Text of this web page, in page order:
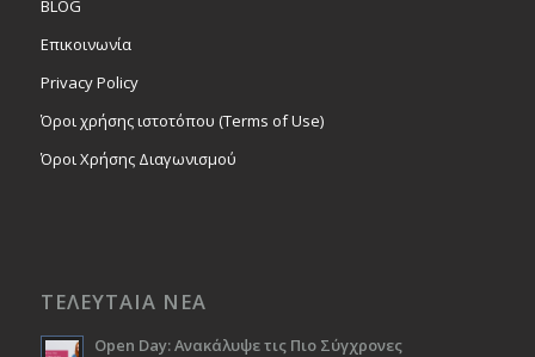
BLOG
Επικοινωνία
Privacy Policy
Όροι χρήσης ιστοτόπου (Terms of Use)
Όροι Χρήσης Διαγωνισμού
ΤΕΛΕΥΤΑΙΑ ΝΕΑ
Open Day: Ανακάλυψε τις Πιο Σύγχρονες